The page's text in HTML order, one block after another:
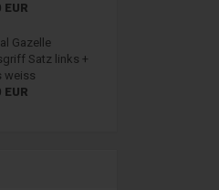
EUR
Gazelle
Satz links +
weiss
EUR